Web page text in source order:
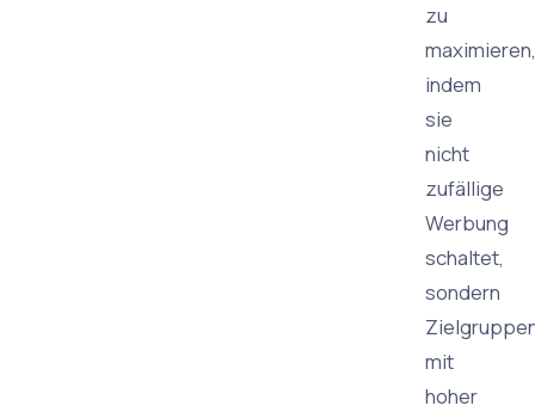
zu
maximieren,
indem
sie
nicht
zufällige
Werbung
schaltet,
sondern
mit
hoher